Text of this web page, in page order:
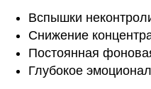
Вспышки
Снижение
Постоянная
Глубокое